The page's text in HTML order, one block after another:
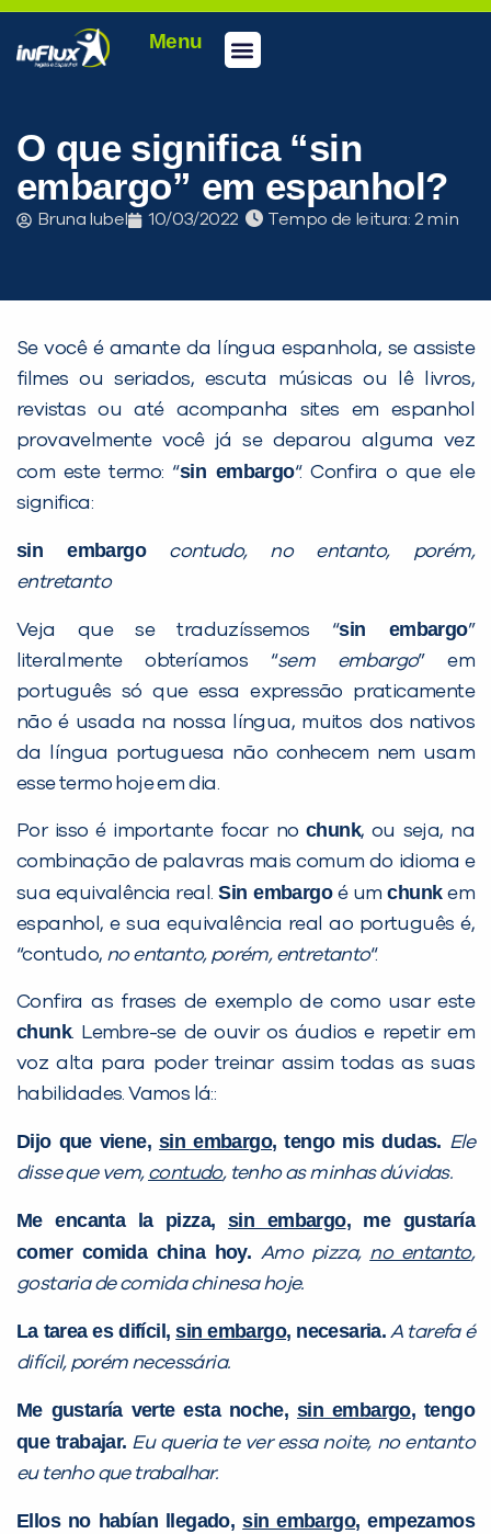
Menu
O que significa “sin
embargo” em espanhol?
Bruna Iubel 10/03/2022 Tempo de leitura:
Se você é amante da língua espanhola, se assiste
filmes ou seriados, escuta músicas ou lê livros,
revistas ou até acompanha sites em espanhol
provavelmente você já se deparou alguma vez
com este termo: “sin embargo“. Confira o que ele
significa:
sin embargo
contudo, no entanto, porém,
entretanto
Veja que se traduzíssemos “sin embargo”
literalmente obteríamos “sem embargo” em
português só que essa expressão praticamente
não é usada na nossa língua, muitos dos nativos
da língua portuguesa não conhecem nem usam
esse termo hoje em dia.
Por isso é importante focar no chunk, ou seja, na
combinação de palavras mais comum do idioma e
sua equivalência real.Sin embargoé umchunkem
espanhol, e sua equivalência real ao português é,
“contudo, no entanto, porém, entretanto“.
Confira as frases de exemplo de como usar este
chunk. Lembre-se de ouvir os áudios e repetir em
voz alta para poder treinar assim todas as suas
habilidades. Vamos lá::
Dijo que viene,sin embargo, tengo mis dudas. Ele
disse que vem, contudo, tenho as minhas dúvidas.
Me encanta la pizza, sin embargo, me gustaría
comer comida china hoy.Amo pizza, no entanto,
gostaria de comida chinesa hoje.
La tarea es difícil,sin embargo, necesaria. A tarefa é
difícil, porém necessária.
Me gustaría verte esta noche, sin embargo, tengo
que trabajar. Eu queria te ver essa noite, no entanto
eu tenho que trabalhar.
Ellos no habían llegado,sin embargo, empezamos
inFlux nesta cidade ou bairro que
você digitou.
Preencha com seus dados abaixo e
com a:
Você é aluno inFlux?
Sim Não
VOLTAR